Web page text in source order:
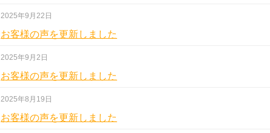
2025年9月22日
お客様の声を更新しました
2025年9月2日
お客様の声を更新しました
2025年8月19日
お客様の声を更新しました